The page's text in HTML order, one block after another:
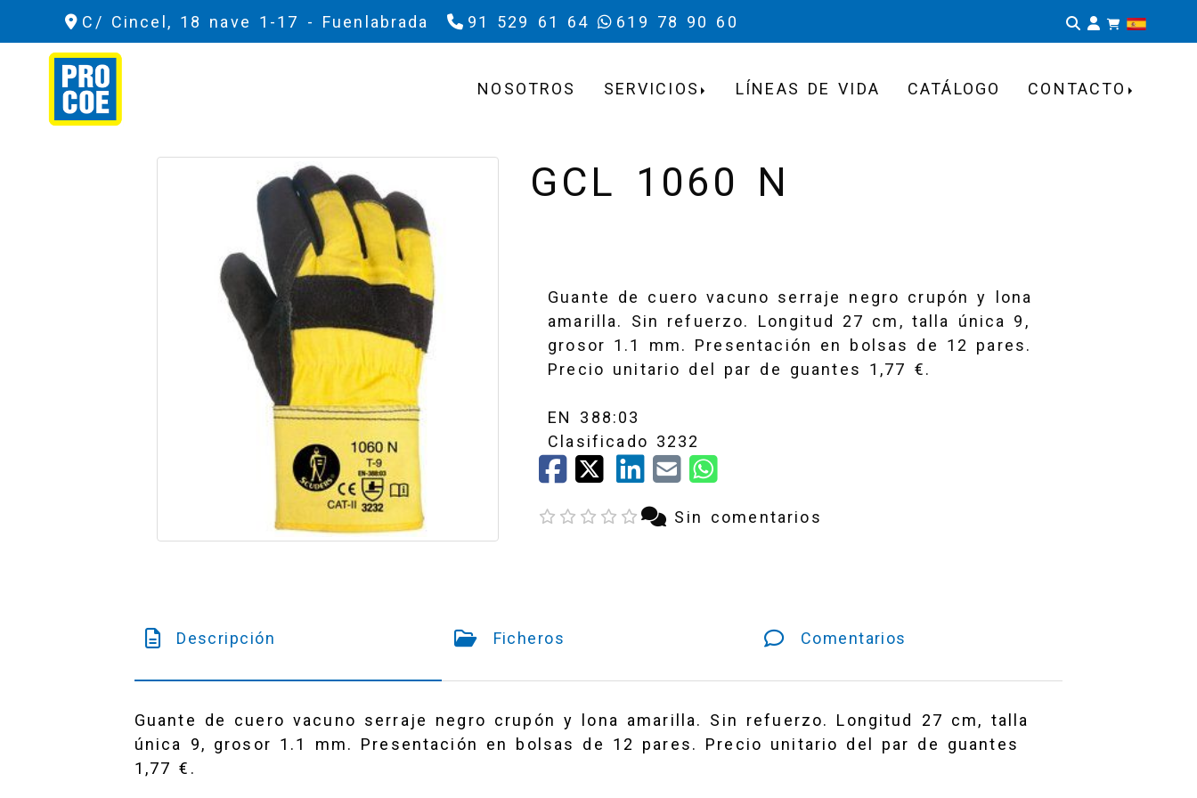
C/ Cincel, 18 nave 1-17 - Fuenlabrada 91 529 61 64 619 78 90 60
NOSOTROS SERVICIOS LÍNEAS DE VIDA CATÁLOGO CONTACTO
GCL 1060 N
Guante de cuero vacuno serraje negro crupón y lona
amarilla. Sin refuerzo. Longitud 27 cm, talla única 9,
grosor 1.1 mm. Presentación en bolsas de 12 pares.
Precio unitario del par de guantes 1,77 €.
EN 388:03
Clasificado 3232
Sin comentarios
Descripción Ficheros Comentarios
Guante de cuero vacuno serraje negro crupón y lona amarilla. Sin refuerzo. Longitud 27 cm, talla
única 9, grosor 1.1 mm. Presentación en bolsas de 12 pares. Precio unitario del par de guantes
1,77 €.